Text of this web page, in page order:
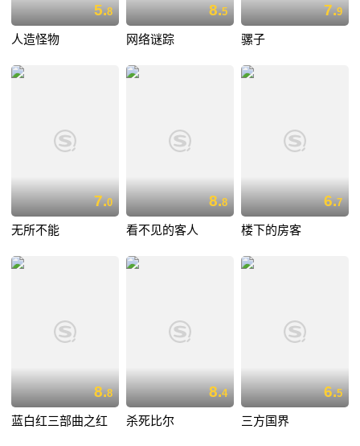
5.8
人造怪物
8.5
网络谜踪
7.9
骡子
7.0
无所不能
8.8
看不见的客人
6.7
楼下的房客
8.8
蓝白红三部曲之红
8.4
杀死比尔
6.5
三方国界